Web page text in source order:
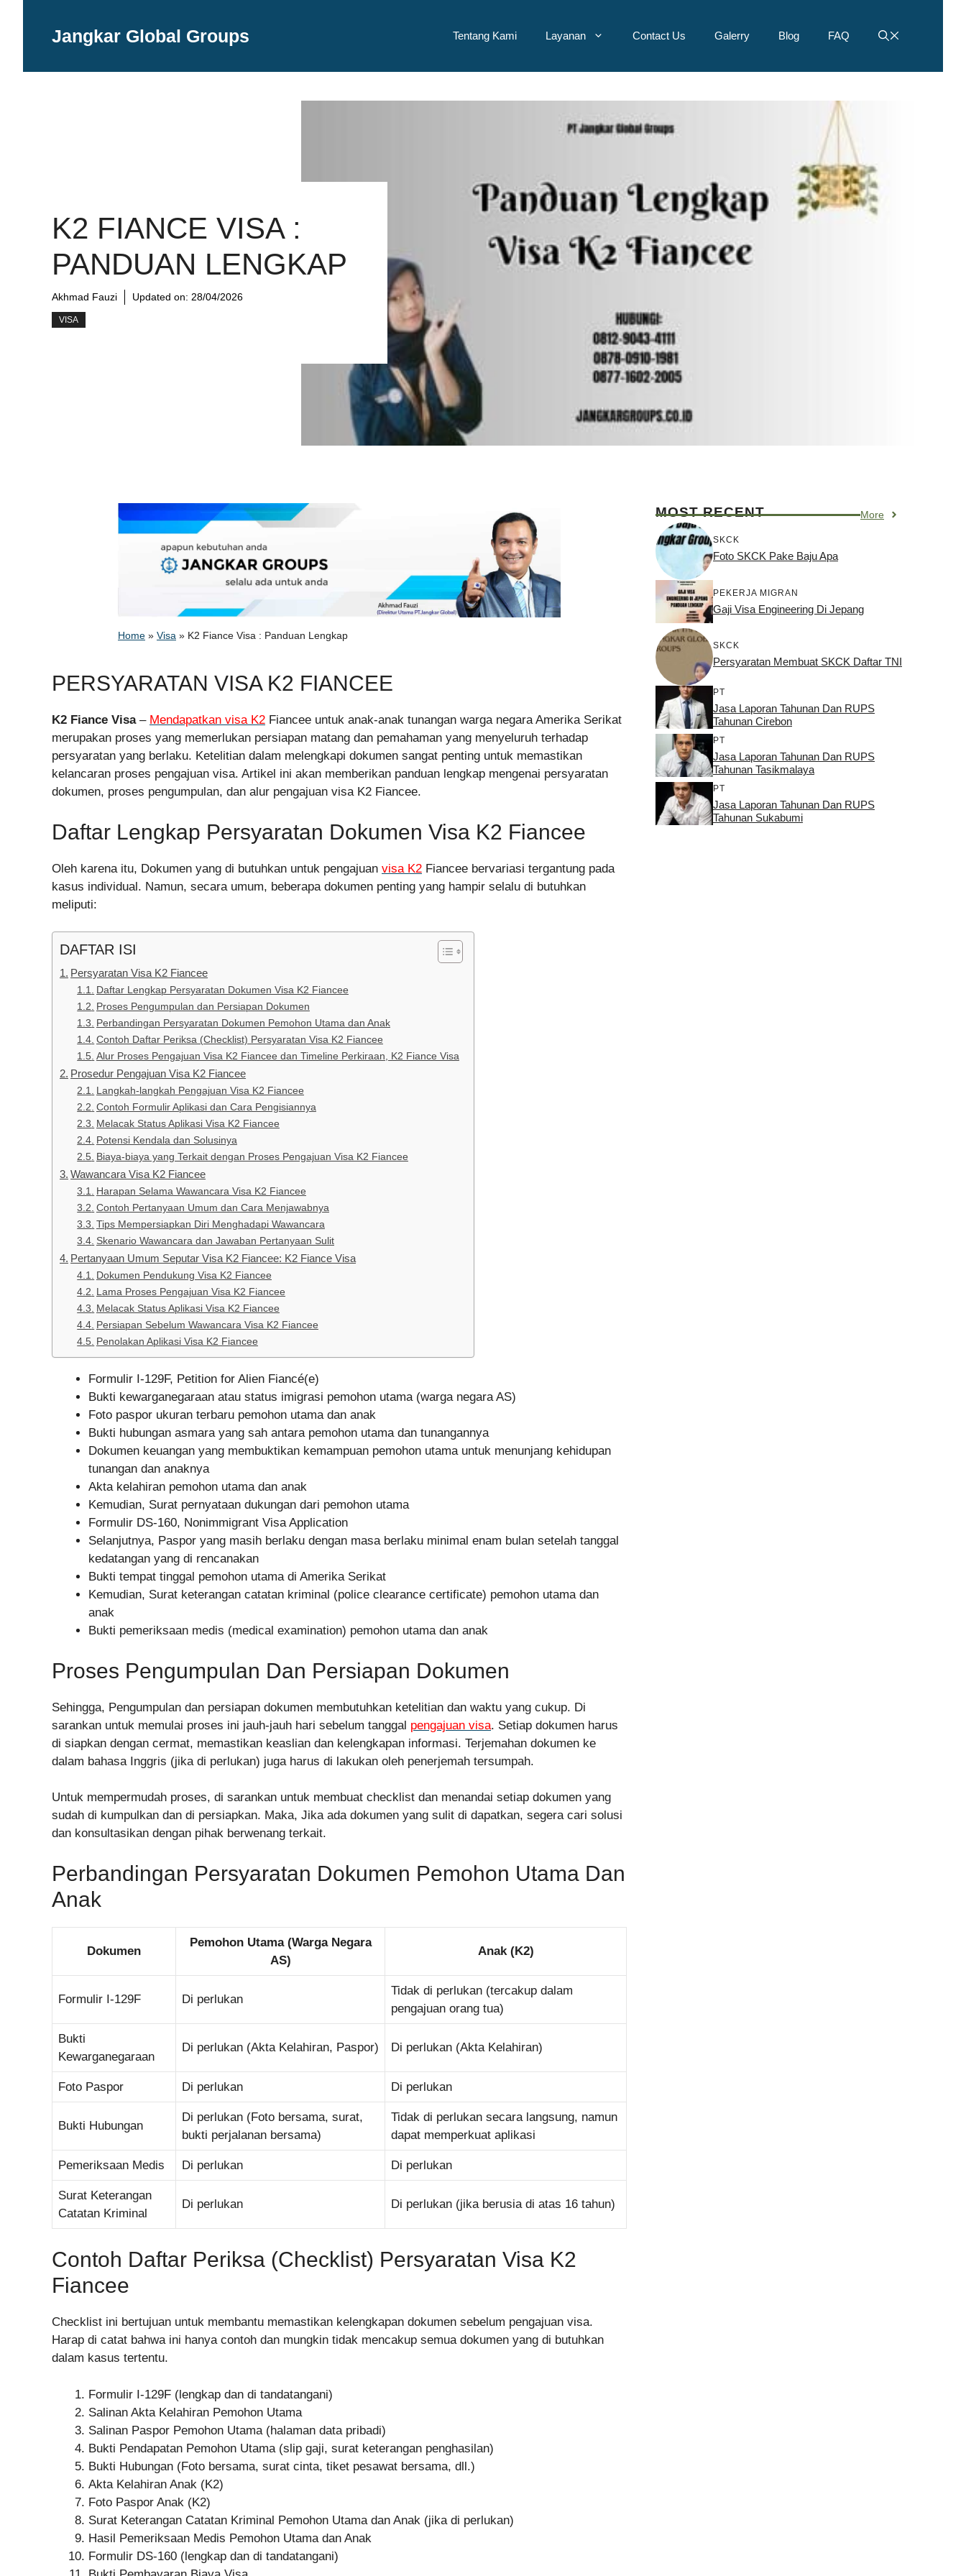
Jangkar Global Groups Tentang Kami Layanan Contact Us Galerry Blog FAQ
K2 FIANCE VISA :
PANDUAN LENGKAP
Akhmad Fauzi Updated on: 28/04/2026
VISA
Home » Visa » K2 Fiance Visa : Panduan Lengkap
PERSYARATAN VISA K2 FIANCEE
K2 Fiance Visa– Mendapatkan visa K2 Fiancee untuk anak-anak tunangan warga negara Amerika Serikat
merupakan proses yang memerlukan persiapan matang dan pemahaman yang menyeluruh terhadap
persyaratan yang berlaku. Ketelitian dalam melengkapi dokumen sangat penting untuk memastikan
kelancaran proses pengajuan visa. Artikel ini akan memberikan panduan lengkap mengenai persyaratan
dokumen, proses pengumpulan, dan alur pengajuan visa K2 Fiancee.
Daftar Lengkap Persyaratan Dokumen Visa K2 Fiancee
Oleh karena itu, Dokumen yang di butuhkan untuk pengajuan visa K2 Fiancee bervariasi tergantung pada
kasus individual. Namun, secara umum, beberapa dokumen penting yang hampir selalu di butuhkan
meliputi:
DAFTAR ISI
Persyaratan Visa K2 Fiancee
Daftar Lengkap Persyaratan Dokumen Visa K2 Fiancee
Proses Pengumpulan dan Persiapan Dokumen
Perbandingan Persyaratan Dokumen Pemohon Utama dan Anak
Contoh Daftar Periksa (Checklist) Persyaratan Visa K2 Fiancee
Alur Proses Pengajuan Visa K2 Fiancee dan Timeline Perkiraan, K2 Fiance Visa
Prosedur Pengajuan Visa K2 Fiancee
Langkah-langkah Pengajuan Visa K2 Fiancee
Contoh Formulir Aplikasi dan Cara Pengisiannya
Melacak Status Aplikasi Visa K2 Fiancee
Potensi Kendala dan Solusinya
Biaya-biaya yang Terkait dengan Proses Pengajuan Visa K2 Fiancee
Wawancara Visa K2 Fiancee
Harapan Selama Wawancara Visa K2 Fiancee
Contoh Pertanyaan Umum dan Cara Menjawabnya
Tips Mempersiapkan Diri Menghadapi Wawancara
Skenario Wawancara dan Jawaban Pertanyaan Sulit
Pertanyaan Umum Seputar Visa K2 Fiancee: K2 Fiance Visa
Dokumen Pendukung Visa K2 Fiancee
Lama Proses Pengajuan Visa K2 Fiancee
Melacak Status Aplikasi Visa K2 Fiancee
Persiapan Sebelum Wawancara Visa K2 Fiancee
Penolakan Aplikasi Visa K2 Fiancee
Formulir I-129F, Petition for Alien Fiancé(e)
Bukti kewarganegaraan atau status imigrasi pemohon utama (warga negara AS)
Foto paspor ukuran terbaru pemohon utama dan anak
Bukti hubungan asmara yang sah antara pemohon utama dan tunangannya
Dokumen keuangan yang membuktikan kemampuan pemohon utama untuk menunjang kehidupan
tunangan dan anaknya
Akta kelahiran pemohon utama dan anak
Kemudian, Surat pernyataan dukungan dari pemohon utama
Formulir DS-160, Nonimmigrant Visa Application
Selanjutnya, Paspor yang masih berlaku dengan masa berlaku minimal enam bulan setelah tanggal
kedatangan yang di rencanakan
Bukti tempat tinggal pemohon utama di Amerika Serikat
Kemudian, Surat keterangan catatan kriminal (police clearance certificate) pemohon utama dan
anak
Bukti pemeriksaan medis (medical examination) pemohon utama dan anak
Proses Pengumpulan Dan Persiapan Dokumen
Sehingga, Pengumpulan dan persiapan dokumen membutuhkan ketelitian dan waktu yang cukup. Di
sarankan untuk memulai proses ini jauh-jauh hari sebelum tanggal pengajuan visa. Setiap dokumen harus
di siapkan dengan cermat, memastikan keaslian dan kelengkapan informasi. Terjemahan dokumen ke
dalam bahasa Inggris (jika di perlukan) juga harus di lakukan oleh penerjemah tersumpah.
Untuk mempermudah proses, di sarankan untuk membuat checklist dan menandai setiap dokumen yang
sudah di kumpulkan dan di persiapkan. Maka, Jika ada dokumen yang sulit di dapatkan, segera cari solusi
dan konsultasikan dengan pihak berwenang terkait.
Perbandingan Persyaratan Dokumen Pemohon Utama Dan
Anak
Dokumen
Pemohon Utama (Warga Negara
AS)
Anak (K2)
Formulir I-129F Di perlukan
Tidak di perlukan (tercakup dalam
pengajuan orang tua)
Bukti
Kewarganegaraan
Di perlukan (Akta Kelahiran, Paspor) Di perlukan (Akta Kelahiran)
Foto Paspor Di perlukan Di perlukan
Bukti Hubungan
Di perlukan (Foto bersama, surat,
bukti perjalanan bersama)
Tidak di perlukan secara langsung, namun
dapat memperkuat aplikasi
Pemeriksaan Medis Di perlukan Di perlukan
Surat Keterangan
Catatan Kriminal
Di perlukan Di perlukan (jika berusia di atas 16 tahun)
Contoh Daftar Periksa (Checklist) Persyaratan Visa K2
Fiancee
Checklist ini bertujuan untuk membantu memastikan kelengkapan dokumen sebelum pengajuan visa.
Harap di catat bahwa ini hanya contoh dan mungkin tidak mencakup semua dokumen yang di butuhkan
dalam kasus tertentu.
Formulir I-129F (lengkap dan di tandatangani)
Salinan Akta Kelahiran Pemohon Utama
Salinan Paspor Pemohon Utama (halaman data pribadi)
Bukti Pendapatan Pemohon Utama (slip gaji, surat keterangan penghasilan)
Bukti Hubungan (Foto bersama, surat cinta, tiket pesawat bersama, dll.)
Akta Kelahiran Anak (K2)
Foto Paspor Anak (K2)
Surat Keterangan Catatan Kriminal Pemohon Utama dan Anak (jika di perlukan)
Hasil Pemeriksaan Medis Pemohon Utama dan Anak
Formulir DS-160 (lengkap dan di tandatangani)
MOST RECENT More
SKCK
Foto SKCK Pake Baju Apa
PEKERJA MIGRAN
Gaji Visa Engineering Di Jepang
SKCK
Persyaratan Membuat SKCK Daftar TNI
PT
Jasa Laporan Tahunan Dan RUPS
Tahunan Cirebon
PT
Jasa Laporan Tahunan Dan RUPS
Tahunan Tasikmalaya
PT
Jasa Laporan Tahunan Dan RUPS
Tahunan Sukabumi